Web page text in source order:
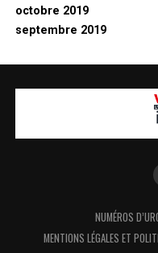
octobre 2019
septembre 2019
NUMÉROS
MENTIONS LÉGALES ET